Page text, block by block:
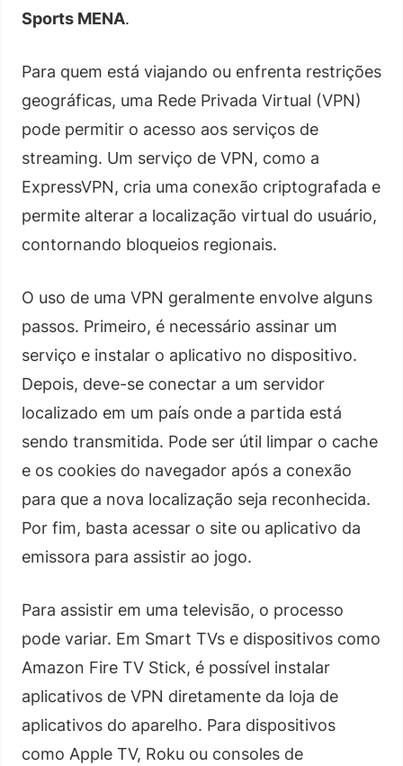
Sports MENA.
Para quem está viajando ou enfrenta restrições
geográficas, uma Rede Privada Virtual (VPN)
pode permitir o acesso aos serviços de
streaming. Um serviço de VPN, como a
ExpressVPN, cria uma conexão criptografada e
permite alterar a localização virtual do usuário,
contornando bloqueios regionais.
O uso de uma VPN geralmente envolve alguns
passos. Primeiro, é necessário assinar um
serviço e instalar o aplicativo no dispositivo.
Depois, deve-se conectar a um servidor
localizado em um país onde a partida está
sendo transmitida. Pode ser útil limpar o cache
e os cookies do navegador após a conexão
para que a nova localização seja reconhecida.
Por fim, basta acessar o site ou aplicativo da
emissora para assistir ao jogo.
Para assistir em uma televisão, o processo
pode variar. Em Smart TVs e dispositivos como
Amazon Fire TV Stick, é possível instalar
aplicativos de VPN diretamente da loja de
aplicativos do aparelho. Para dispositivos
como Apple TV, Roku ou consoles de